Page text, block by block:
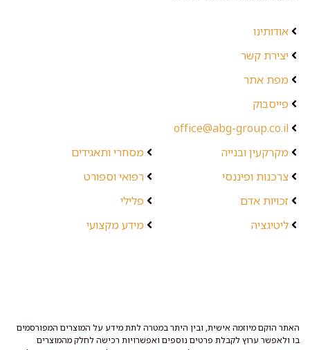
אודותינו
יצירת קשר
מפת אתר
פייסבוק
office@abg-group.co.il
מקרקעין ובנייה
צרכנות ופיננסי
זכויות אדם
ליטיגציה
מסחרי ותאגידים
רפואי וספורט
פלילי
מידע מקצועי
האתר הוקם מיוזמה אישית, ובין היתר במטרה לתת מידע על המוצרים המפורסמים
בו ולאפשר ערוץ לקבלת פרטים נוספים ואפשרויות רכישה לחלק מהמוצרים